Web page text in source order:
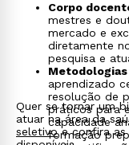
Corpo
mestres e
mercado e
diretamente
pesquisa e
aprendizado
resolução de
práticos para
capacidade
formação
Quer se tornar um
atuar na área da
seletivoe confira